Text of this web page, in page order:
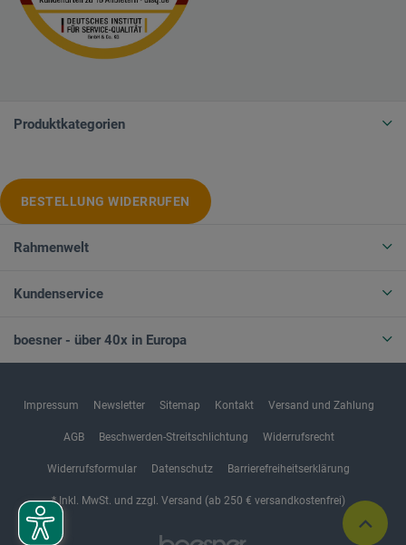
Produktkategorien
BESTELLUNG WIDERRUFEN
Rahmenwelt
Kundenservice
boesner - über 40x in Europa
Impressum Newsletter Sitemap Kontakt Versand und Zahlung
AGB Beschwerden-Streitschlichtung Widerrufsrecht
Widerrufsformular Datenschutz Barrierefreiheitserklärung
* Inkl. MwSt. und zzgl. Versand (ab 250 € versandkostenfrei)